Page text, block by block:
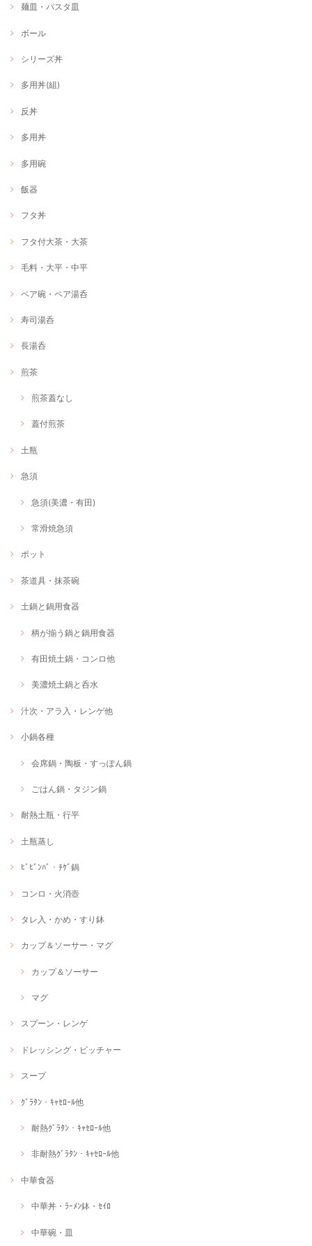
麺皿・パスタ皿
ボール
シリーズ丼
多用丼(組)
反丼
多用丼
多用碗
飯器
フタ丼
フタ付大茶・大茶
毛料・大平・中平
ペア碗・ペア湯呑
寿司湯呑
長湯呑
煎茶
煎茶蓋なし
蓋付煎茶
土瓶
急須
急須(美濃・有田)
常滑焼急須
ポット
茶道具・抹茶碗
土鍋と鍋用食器
柄が揃う鍋と鍋用食器
有田焼土鍋・コンロ他
美濃焼土鍋と呑水
汁次・アラ入・レンゲ他
小鍋各種
会席鍋・陶板・すっぽん鍋
ごはん鍋・タジン鍋
耐熱土瓶・行平
土瓶蒸し
ﾋﾞﾋﾞﾝﾊﾞ・ﾁｹﾞ鍋
コンロ・火消壺
タレ入・かめ・すり鉢
カップ＆ソーサー・マグ
カップ＆ソーサー
マグ
スプーン・レンゲ
ドレッシング・ピッチャー
スープ
ｸﾞﾗﾀﾝ・ｷｬｾﾛｰﾙ他
耐熱ｸﾞﾗﾀﾝ・ｷｬｾﾛｰﾙ他
非耐熱ｸﾞﾗﾀﾝ・ｷｬｾﾛｰﾙ他
中華食器
中華丼・ﾗｰﾒﾝ鉢・ｾｲﾛ
中華碗・皿